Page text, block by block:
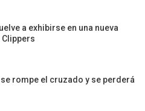
a exhibirse en una nueva
rompe el cruzado y se perderá